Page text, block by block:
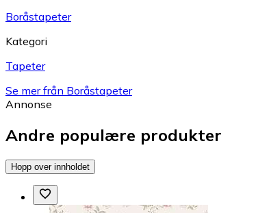
Boråstapeter
Kategori
Tapeter
Se mer från Boråstapeter
Annonse
Andre populære produkter
Hopp over innholdet